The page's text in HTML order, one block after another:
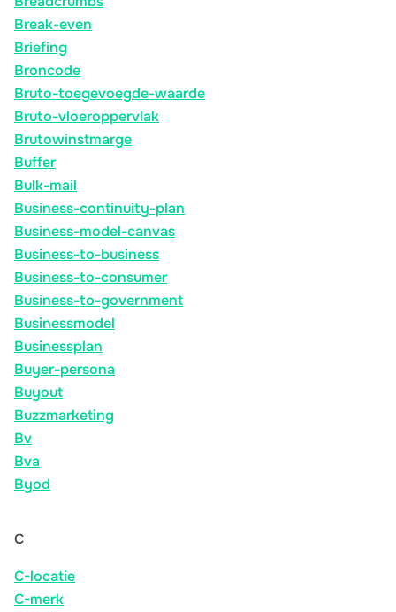
Break-even
Briefing
Broncode
Bruto-toegevoegde-waarde
Bruto-vloeroppervlak
Brutowinstmarge
Buffer
Bulk-mail
Business-continuity-plan
Business-model-canvas
Business-to-business
Business-to-consumer
Business-to-government
Businessmodel
Businessplan
Buyer-persona
Buyout
Buzzmarketing
Bv
Bva
Byod
C
C-locatie
C-merk